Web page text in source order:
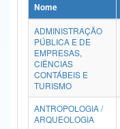
Ministério da Ciência,
Ministério do Meio Ambiente
Ministério do Turismo
Ministério do Desenvolvimento
Controladoria-Geral da União
Nome
ADMINISTRAÇÃO
PÚBLICA E DE
EMPRESAS,
CIÊNCIAS
CONTÁBEIS E
TURISMO
ANTROPOLOGIA /
ARQUEOLOGIA